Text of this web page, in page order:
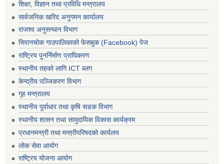
शिक्षा, विज्ञान तथा प्रविधि मन्त्रालय
सार्वजनिक खरिद अनुगमन कार्यालय
राजश्व अनुसन्धान विभाग
सिरानचोक गाउपालिकाको फेसबुक (Facebook) पेज
राष्ट्रिय पुनर्निर्माण प्राघिकरण
स्थानीय तहको लागि ICT ब्लग
केन्द्रीय पञ्जिकरण विभाग
गृह मन्त्रालय
स्थानीय पूर्वाधार तथा कृषि सडक विभाग
स्थानीय शासन तथा सामुदायिक विकास कार्यक्रम
प्रधानमन्त्री तथा मन्त्रीपरिषदको कार्यलय
लोक सेवा आयोग
राष्ट्रिय योजना आयोग